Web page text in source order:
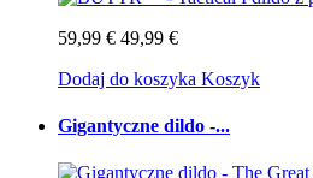
59,99 € 49,99 €
Dodaj do koszyka Koszyk
Gigantyczne dildo -...